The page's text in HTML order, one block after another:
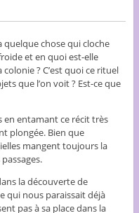
quelque chose qui cloche
et en quoi est-elle
colonie ? C’est quoi ce rituel
que l’on voit ? Est-ce que
en entamant ce récit très
plongée. Bien que
mangent toujours la
la découverte de
qui nous paraissait déjà
pas à sa place dans la